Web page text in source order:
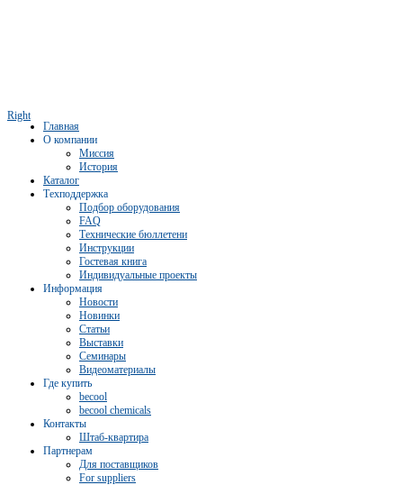
Right
Главная
О компании
Миссия
История
Каталог
Техподдержка
Подбор оборудования
FAQ
Технические бюллетени
Инструкции
Гостевая книга
Индивидуальные проекты
Информация
Новости
Новинки
Статьи
Выставки
Семинары
Видеоматериалы
Где купить
becool
becool chemicals
Контакты
Штаб-квартира
Партнерам
Для поставщиков
For suppliers